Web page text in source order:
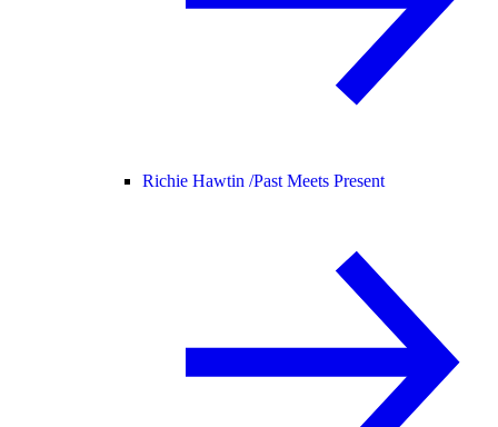
Richie Hawtin /Past Meets Present